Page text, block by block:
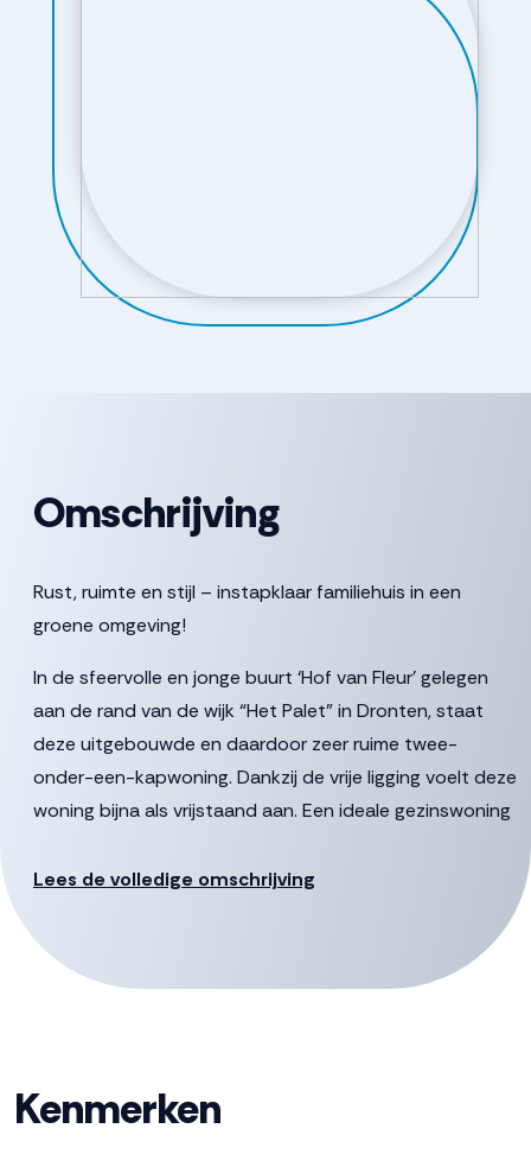
Omschrijving
Rust, ruimte en stijl – instapklaar familiehuis in een
groene omgeving!
In de sfeervolle en jonge buurt ‘Hof van Fleur’ gelegen
aan de rand van de wijk “Het Palet” in Dronten, staat
deze uitgebouwde en daardoor zeer ruime twee-
onder-een-kapwoning. Dankzij de vrije ligging voelt deze
woning bijna als vrijstaand aan. Een ideale gezinswoning
je rust, ruimte en een heerlijke woonomgeving.
en op korte afstand van winkels, scholen en het
Wisentbos. De zonnige onderhoudsarme tuin op het
De gestelde vraagprijs betreft een “bieden vanaf prijs”,
biedingen vanaf € 580.000,- k.k. zullen door verkoper in
Lees de volledige omschrijving
Kenmerken